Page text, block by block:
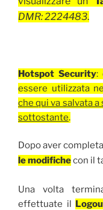
DMR: 2224483.
Hotspot Security:
essere utilizzata
che qui va salvata
sottostante.
Dopo aver
le modifichecon il
Una volta
effettuate il